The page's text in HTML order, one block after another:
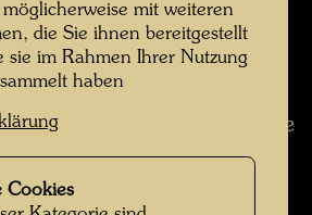
gleicher Löffel (Standard-
in Amerika) und die Gefahr
Reproduktion gleicher
und Uniformisation (in
ist sehr komplex, wie Sie
Sie verstehen, in welcher
Kunst und Politik sich
mit weiteren
die Sie ihnen bereitgestellt
sie im Rahmen Ihrer Nutzung
haben
Cookies